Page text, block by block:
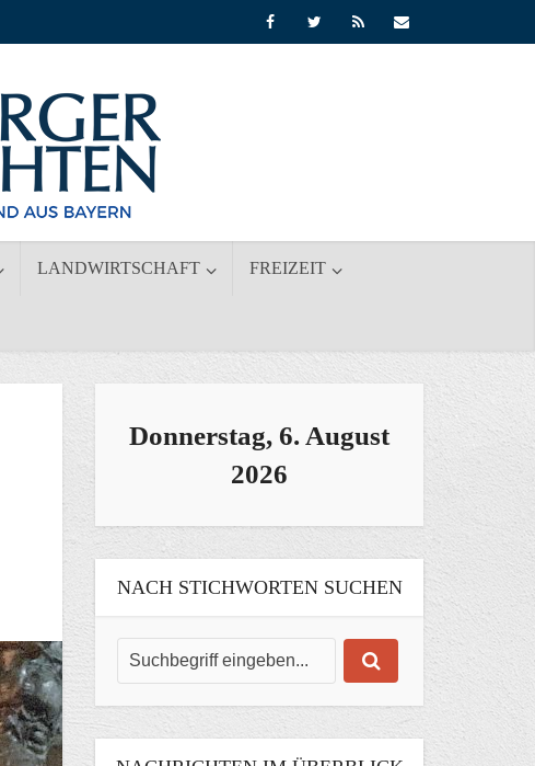
LANDWIRTSCHAFT FREIZEIT
Donnerstag, 6. August
2026
NACH STICHWORTEN SUCHEN